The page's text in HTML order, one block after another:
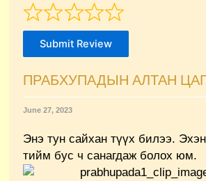
Submit Review
ПРАБХУПАДЫН АЛТАН
June 27, 2023
Энэ тун сайхан түүх билээ.
тийм бус ч санагдаж болох юм.